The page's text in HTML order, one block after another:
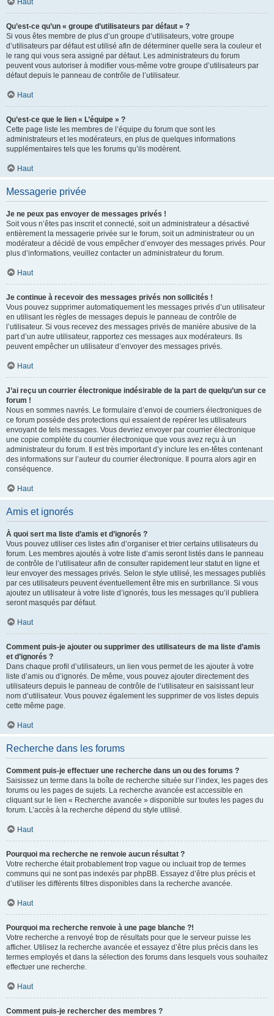
Haut
Qu’est-ce qu’un « groupe d’utilisateurs par défaut » ?
Si vous êtes membre de plus d’un groupe d’utilisateurs, votre groupe
d’utilisateurs par défaut est utilisé afin de déterminer quelle sera la couleur et
le rang qui vous sera assigné par défaut. Les administrateurs du forum
peuvent vous autoriser à modifier vous-même votre groupe d’utilisateurs par
défaut depuis le panneau de contrôle de l’utilisateur.
Haut
Qu’est-ce que le lien « L’équipe » ?
Cette page liste les membres de l’équipe du forum que sont les
administrateurs et les modérateurs, en plus de quelques informations
supplémentaires tels que les forums qu’ils modèrent.
Haut
Messagerie privée
Je ne peux pas envoyer de messages privés !
Soit vous n’êtes pas inscrit et connecté, soit un administrateur a désactivé
entièrement la messagerie privée sur le forum, soit un administrateur ou un
modérateur a décidé de vous empêcher d’envoyer des messages privés. Pour
plus d’informations, veuillez contacter un administrateur du forum.
Haut
Je continue à recevoir des messages privés non sollicités !
Vous pouvez supprimer automatiquement les messages privés d’un utilisateur
en utilisant les règles de messages depuis le panneau de contrôle de
l’utilisateur. Si vous recevez des messages privés de manière abusive de la
part d’un autre utilisateur, rapportez ces messages aux modérateurs. Ils
peuvent empêcher un utilisateur d’envoyer des messages privés.
Haut
J’ai reçu un courrier électronique indésirable de la part de quelqu’un sur ce
forum !
Nous en sommes navrés. Le formulaire d’envoi de courriers électroniques de
ce forum possède des protections qui essaient de repérer les utilisateurs
envoyant de tels messages. Vous devriez envoyer par courrier électronique
une copie complète du courrier électronique que vous avez reçu à un
administrateur du forum. Il est très important d’y inclure les en-têtes contenant
des informations sur l’auteur du courrier électronique. Il pourra alors agir en
conséquence.
Haut
Amis et ignorés
À quoi sert ma liste d’amis et d’ignorés ?
Vous pouvez utiliser ces listes afin d’organiser et trier certains utilisateurs du
forum. Les membres ajoutés à votre liste d’amis seront listés dans le panneau
de contrôle de l’utilisateur afin de consulter rapidement leur statut en ligne et
leur envoyer des messages privés. Selon le style utilisé, les messages publiés
par ces utilisateurs peuvent éventuellement être mis en surbrillance. Si vous
ajoutez un utilisateur à votre liste d’ignorés, tous les messages qu’il publiera
seront masqués par défaut.
Haut
Comment puis-je ajouter ou supprimer des utilisateurs de ma liste d’amis
et d’ignorés ?
Dans chaque profil d’utilisateurs, un lien vous permet de les ajouter à votre
liste d’amis ou d’ignorés. De même, vous pouvez ajouter directement des
utilisateurs depuis le panneau de contrôle de l’utilisateur en saisissant leur
nom d’utilisateur. Vous pouvez également les supprimer de vos listes depuis
cette même page.
Haut
Recherche dans les forums
Comment puis-je effectuer une recherche dans un ou des forums ?
Saisissez un terme dans la boîte de recherche située sur l’index, les pages des
forums ou les pages de sujets. La recherche avancée est accessible en
cliquant sur le lien « Recherche avancée » disponible sur toutes les pages du
forum. L’accès à la recherche dépend du style utilisé.
Haut
Pourquoi ma recherche ne renvoie aucun résultat ?
Votre recherche était probablement trop vague ou incluait trop de termes
communs qui ne sont pas indexés par phpBB. Essayez d’être plus précis et
d’utiliser les différents filtres disponibles dans la recherche avancée.
Haut
Pourquoi ma recherche renvoie à une page blanche ?!
Votre recherche a renvoyé trop de résultats pour que le serveur puisse les
afficher. Utilisez la recherche avancée et essayez d’être plus précis dans les
termes employés et dans la sélection des forums dans lesquels vous souhaitez
effectuer une recherche.
Haut
Comment puis-je rechercher des membres ?